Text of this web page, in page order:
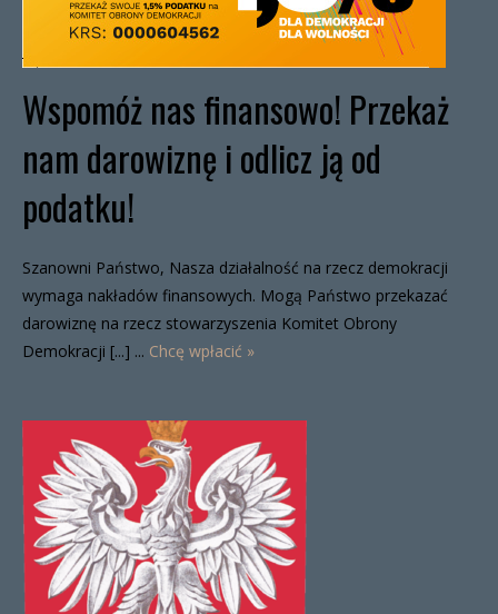
Wspomóż nas finansowo! Przekaż
nam darowiznę i odlicz ją od
podatku!
Szanowni Państwo, Nasza działalność na rzecz demokracji
wymaga nakładów finansowych. Mogą Państwo przekazać
darowiznę na rzecz stowarzyszenia Komitet Obrony
Demokracji [...] ... Chcę wpłacić »